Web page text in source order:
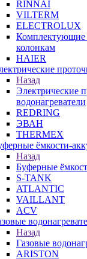
RINNAI
VILTERM
ELECTROLUX
Комплектующие
колонкам
HAIER
Назад
Электрические
водонагреватели
REDRING
ЭВАН
THERMEX
ёмкости-
Назад
Буферные
S-TANK
ATLANTIC
VAILLANT
ACV
Назад
Газовые
ARISTON